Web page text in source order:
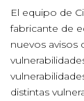
El equipo de
fabricante de
nuevos avisos
distintas